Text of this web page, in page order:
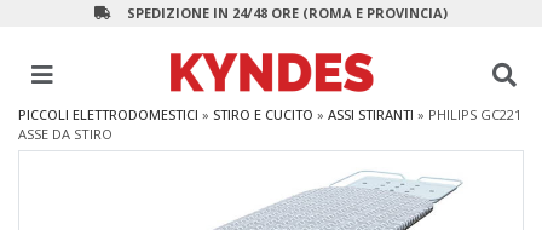
SPEDIZIONE IN 24/48 ORE (ROMA E PROVINCIA)
PICCOLI ELETTRODOMESTICI » STIRO E CUCITO » ASSI STIRANTI » PHILIPS GC221
ASSE DA STIRO